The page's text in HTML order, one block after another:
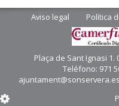
Aviso legal Política
Plaça de Sant Ignasi 1.
Teléfono: 971